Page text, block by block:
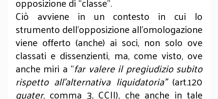
Ciò avviene in un contesto in cui lo
strumento dell’opposizione all’omologazione
viene offerto (anche) ai soci, non solo ove
classati e dissenzienti, ma, come visto, ove
anche miri a “far valere il pregiudizio subito
rispetto all’alternativa liquidatoria” (art.120
quater, comma 3, CCII), che anche in tale